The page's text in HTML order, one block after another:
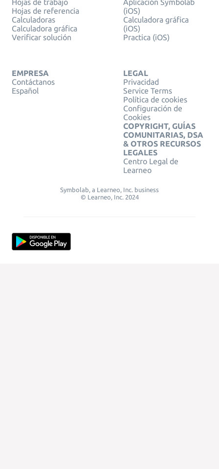
Hojas de trabajo
Hojas de referencia
Calculadoras
Calculadora gráfica
Verificar solución
Aplicación Symbolab
(iOS)
Calculadora gráfica
(iOS)
Practica (iOS)
EMPRESA
Contáctanos
Español
LEGAL
Privacidad
Service Terms
Política de cookies
Configuración de
Cookies
COPYRIGHT, GUÍAS
COMUNITARIAS, DSA
& OTROS RECURSOS
LEGALES
Centro Legal de
Learneo
Symbolab, a Learneo, Inc. business
© Learneo, Inc. 2024